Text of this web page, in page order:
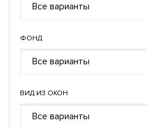
Все варианты
ФОНД
Все варианты
ВИД ИЗ ОКОН
Все варианты